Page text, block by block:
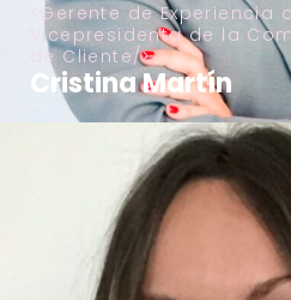
Gerente de Experiencia
Vicepresidenta de la
de Cliente
Cristina Martín